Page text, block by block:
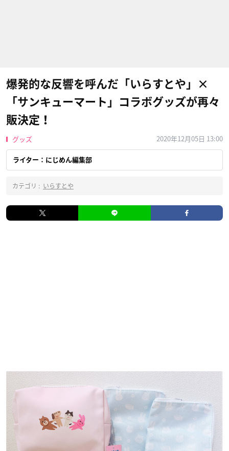
爆発的な反響を呼んだ「いらすとや」×
「サンキューマート」コラボグッズが再々
販決定！
グッズ 2020年12月05日 13:00
ライター：にじめん編集部
カテゴリ : いらすとや